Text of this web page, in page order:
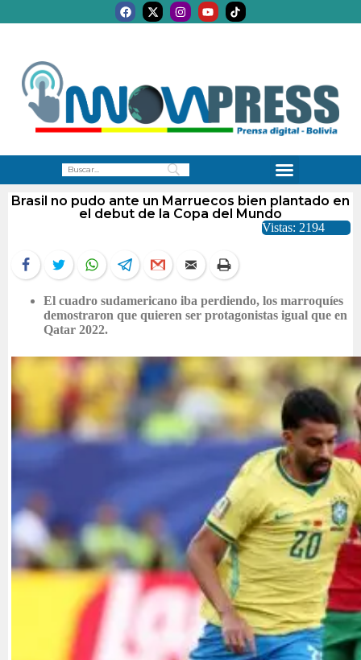
Brasil no pudo ante un Marruecos bien plantado en
el debut de la Copa del Mundo
Vistas: 2194
El cuadro sudamericano iba perdiendo, los marroquíes
demostraron que quieren ser protagonistas igual que en
Qatar 2022.